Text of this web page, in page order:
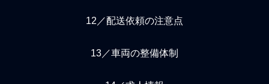
12／配送依頼の注意点
13／車両の整備体制